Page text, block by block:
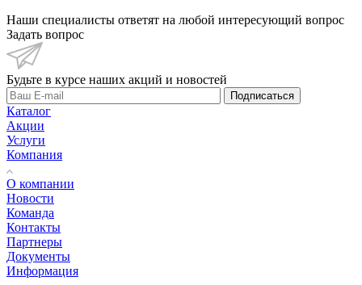
Наши специалисты ответят на любой интересующий вопрос
Задать вопрос
Будьте в курсе наших акций и новостей
Подписаться
Каталог
Акции
Услуги
Компания
О компании
Новости
Команда
Контакты
Партнеры
Документы
Информация